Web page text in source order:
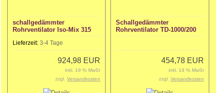
schallgedämmter
Rohrventilator Iso-Mix 315
Lieferzeit: 3-4 Tage
924,98 EUR
inkl. 19 % MwSt
zzgl.Versandkosten
Schallgedämmter
Rohrventilator TD-1000/200
SILENT 3V
454,78 EUR
inkl. 19 % MwSt
zzgl. Versandkosten